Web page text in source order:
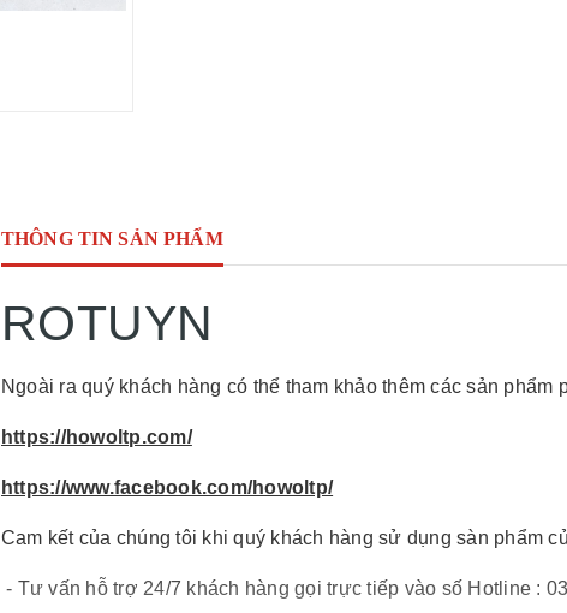
THÔNG TIN SẢN PHẨM
ROTUYN
Ngoài ra quý khách hàng có thể tham khảo thêm các sản phẩm
https://howoltp.com/
https://www.facebook.com/howoltp/
Cam kết của chúng tôi khi quý khách hàng sử dụng sàn phẩm
- Tư vấn hỗ trợ 24/7 khách hàng gọi trực tiếp vào số Hotline :